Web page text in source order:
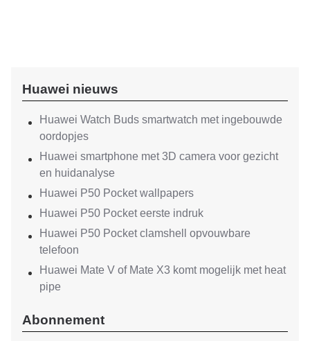
Huawei nieuws
Huawei Watch Buds smartwatch met ingebouwde
oordopjes
Huawei smartphone met 3D camera voor gezicht
en huidanalyse
Huawei P50 Pocket wallpapers
Huawei P50 Pocket eerste indruk
Huawei P50 Pocket clamshell opvouwbare
telefoon
Huawei Mate V of Mate X3 komt mogelijk met heat
pipe
Abonnement